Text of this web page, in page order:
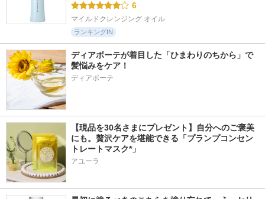
6
マイルドクレンジング オイル
ランキングIN
ディアボーテが着目した「ひまわりのちから」で
髪悩みをケア！
ディアボーテ
【現品を30名さまにプレゼント】自分へのご褒美
にも。贅沢ケアを堪能できる「プランプコンセン
トレートマスク*」
アユーラ